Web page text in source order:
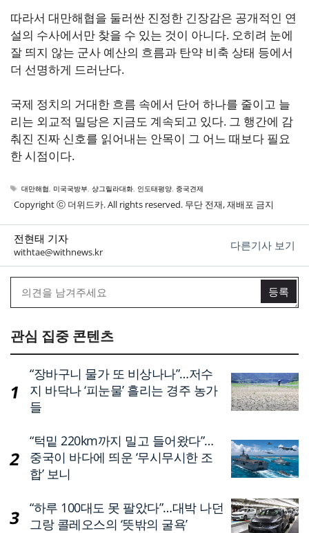
따라서 대만해협을 둘러싼 진정한 긴장감은 공개적인 연
설의 수사에서만 찾을 수 있는 것이 아니다. 오히려 눈에
잘 띄지 않는 군사 예산의 흐름과 탄약 비축 상태 등에서
더 선명하게 드러난다.
국제 정치의 거대한 흐름 속에서 단어 하나를 줄이고 늘
리는 외교적 밀당은 지금도 계속되고 있다. 그 행간에 감
춰진 진짜 신호를 읽어내는 안목이 그 어느 때보다 필요
한 시점이다.
태
대만해협 미국국방부 샹그릴라대화 인도태평양 중국견제
Copyright ⓒ 더위드카. All rights reserved. 무단 전재, 재배포 금지
전현태 기자
withtae@withnews.kr
다른기사 보기
관심 집중 콘텐츠
“장바구니 물가 또 비상나나”…저수
지 바닥나 ‘피눈물’ 흘리는 경주 농가
들
“턱밑 220km까지 밀고 들어왔다”…
중국이 바다에 띄운 ‘무시무시한 조
합’ 보니
“하루 100대도 못 팔았다”…대박 나던
그랑 콜레오스의 ‘뜻밖의 굴욕’